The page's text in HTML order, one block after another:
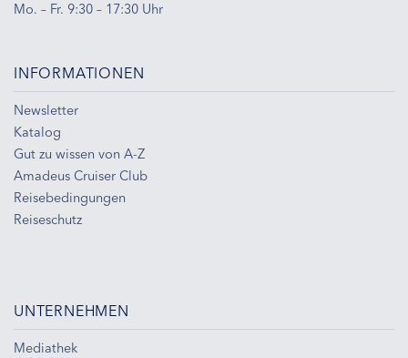
Mo. – Fr. 9:30 – 17:30 Uhr
INFORMATIONEN
Newsletter
Katalog
Gut zu wissen von A-Z
Amadeus Cruiser Club
Reisebedingungen
Reiseschutz
UNTERNEHMEN
Mediathek